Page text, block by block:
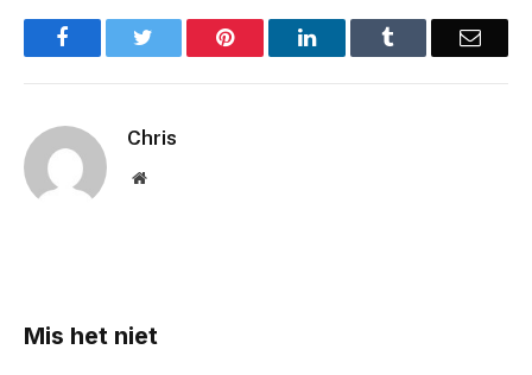
Facebook Pinterest LinkedIn Email
Chris
Website
Mis het niet